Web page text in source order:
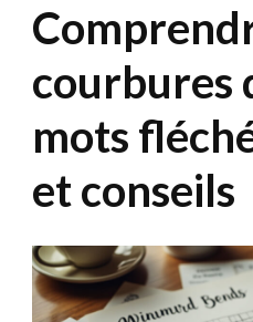
courbures
mots
et conseils